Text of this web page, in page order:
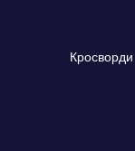
Кросворди